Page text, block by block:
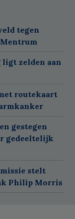
tegen
zelden aan
routekaart
gestegen
gedeeltelijk
stelt
Philip Morris